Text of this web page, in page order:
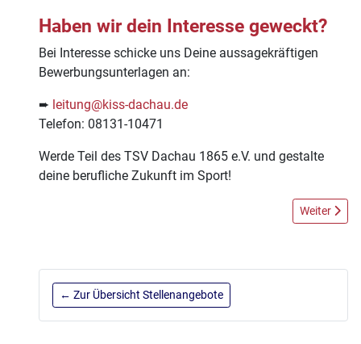
Haben wir dein Interesse geweckt?
Bei Interesse schicke uns Deine aussagekräftigen
Bewerbungsunterlagen an:
➨ leitung@kiss-dachau.de
Telefon: 08131-10471
Werde Teil des TSV Dachau 1865 e.V. und gestalte
deine berufliche Zukunft im Sport!
Nächster
Weiter
← Zur Übersicht Stellenangebote